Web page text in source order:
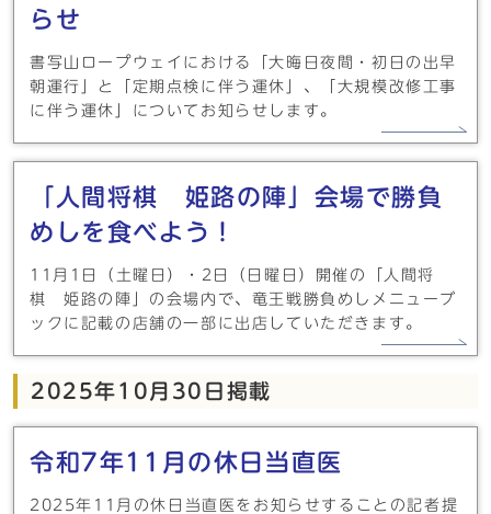
らせ
書写山ロープウェイにおける「大晦日夜間・初日の出早
朝運行」と「定期点検に伴う運休」、「大規模改修工事
に伴う運休」についてお知らせします。
「人間将棋 姫路の陣」会場で勝負
めしを食べよう！
11月1日（土曜日）・2日（日曜日）開催の「人間将
棋 姫路の陣」の会場内で、竜王戦勝負めしメニューブ
ックに記載の店舗の一部に出店していただきます。
2025年10月30日掲載
令和7年11月の休日当直医
2025年11月の休日当直医をお知らせすることの記者提